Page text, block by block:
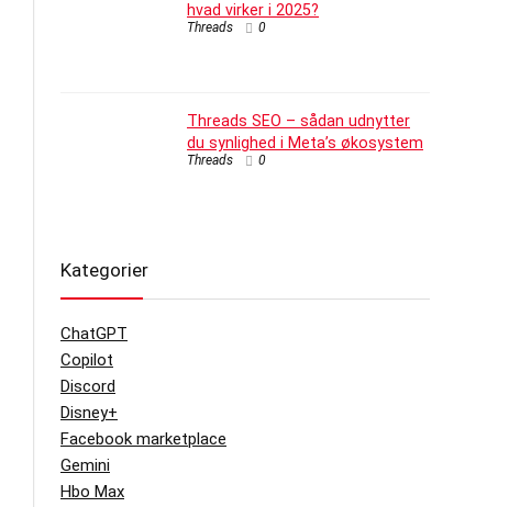
hvad virker i 2025?
Threads 0
Threads SEO – sådan udnytter
du synlighed i Meta’s økosystem
Threads 0
Kategorier
ChatGPT
Copilot
Discord
Disney+
Facebook marketplace
Gemini
Hbo Max